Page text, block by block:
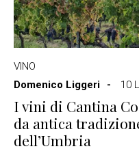
VINO
Domenico Liggeri
10
I vini di Cantina
da antica
dell’Umbria